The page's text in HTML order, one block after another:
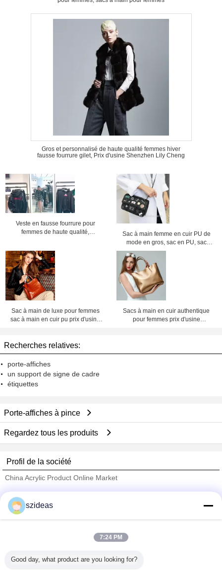
Gros et personnalisé de haute qualité femmes hiver
fausse fourrure gilet, Prix d'usine Shenzhen Lily Cheng
Veste en fausse fourrure pour
femmes de haute qualité,
Sac à main femme en cuir PU de
mode en gros, sac en PU, sac
chaîne, sac bandoulière, prix
d'usine Shenzhen Lily Cheng
Sac à main de luxe pour femmes
sac à main en cuir pu prix d'usine
Sacs à main en cuir authentique
pour femmes prix d'usine
Recherches relatives:
porte-affiches
un support de signe de cadre
étiquettes
Porte-affiches à pince
Regardez tous les produits
Profil de la société
China Acrylic Product Online Market
Trust Seal
Tous les produits
szideas
7:24 PM
Good day, what product are you looking for?